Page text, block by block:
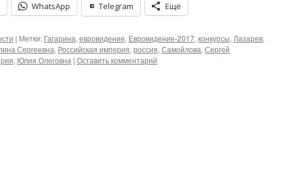
WhatsApp Telegram Ещё
| Метки: Гагарина, евровидение, Евровидение-2017, конкурсы, Лазарев,
Сергеевна, Российская империя, россия, Самойлова, Сергей
, Юлия Олеговна | Оставить комментарий